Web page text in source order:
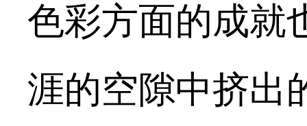
色彩方面的成就
涯的空隙中挤出